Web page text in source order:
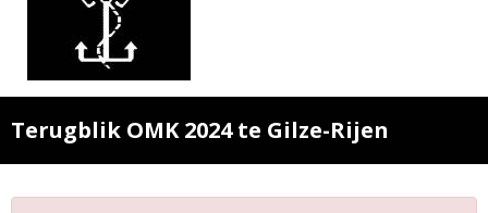
Terugblik OMK 2024 te Gilze-Rijen